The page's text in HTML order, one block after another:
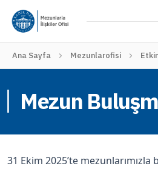
Ana Sayfa Mezunlarofisi
Mezun
31 Ekim 2025’te